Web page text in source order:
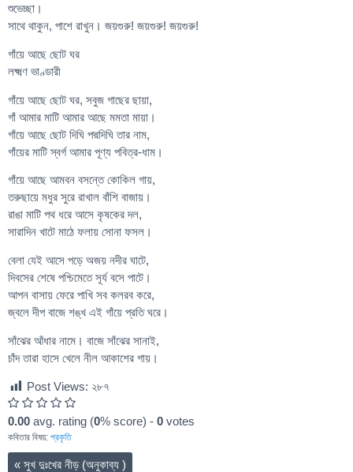
শুভেচ্ছা।
সাথে থাকুন, পাশে রাখুন। জয়গুরু! জয়গুরু! জয়গুরু!
গাঁয়ে আছে ছোট ঘর
লক্ষ্মণ ভাণ্ডারী
গাঁয়ে আছে ছোট ঘর, সবুজ গাছের ছায়া,
গাঁ আমার মাটি আমার আছে মমতা মায়া।
গাঁয়ে আছে ছোট দিঘি পদ্মদিঘি তার নাম,
গাঁয়ের মাটি স্বর্গ আমার পূণ্য পবিত্র-ধাম।
গাঁয়ে আছে আমবন বসন্তে কোকিল গায়,
তরুছায়ে মধুর সুরে রাখাল বাঁশি বাজায়।
রাঙা মাটি পথ ধরে আসে কৃষকের দল,
সারাদিন খাটে মাঠে ফলায় সোনা ফসল।
বেলা যেই আসে পড়ে অজয় নদীর ঘাটে,
দিবসের শেষে পশ্চিমেতে সূর্য বসে পাটে।
আপন বাসায় ফেরে পাখি সব কলরব করে,
জ্বলে দীপ বাজে শঙ্খ এই গাঁয়ে প্রতি ঘরে।
সাঁঝের আঁধার নামে। বাজে সাঁঝের সানাই,
চাঁদ তারা হাসে খেলে নীল আকাশের গায়।
Post Views: ২৮৭
0.00 avg. rating (0% score) - 0 votes
কবিতার বিষয়: প্রকৃতি
« সুখ দুঃখের নীড় (অনুকাব্য )